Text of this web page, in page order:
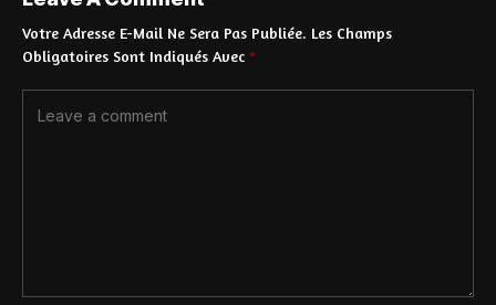
Votre Adresse E-Mail Ne Sera Pas Publiée. Les Champs
Obligatoires Sont Indiqués Avec *